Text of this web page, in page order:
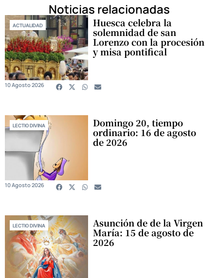
Noticias relacionadas
ACTUALIDAD Huesca celebra la
solemnidad de san
Lorenzo con la procesión
y misa pontifical
10 Agosto 2026
LECTIO DIVINA Domingo 20, tiempo
ordinario: 16 de agosto
de 2026
10 Agosto 2026
LECTIO DIVINA Asunción de de la Virgen
María: 15 de agosto de
2026